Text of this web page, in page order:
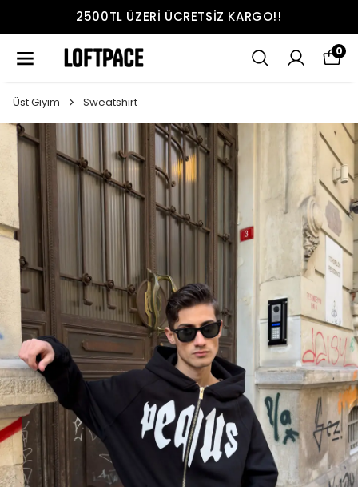
2500TL ÜZERI ÜCRETSIZ KARGO!!
0
Üst Giyim Sweatshirt